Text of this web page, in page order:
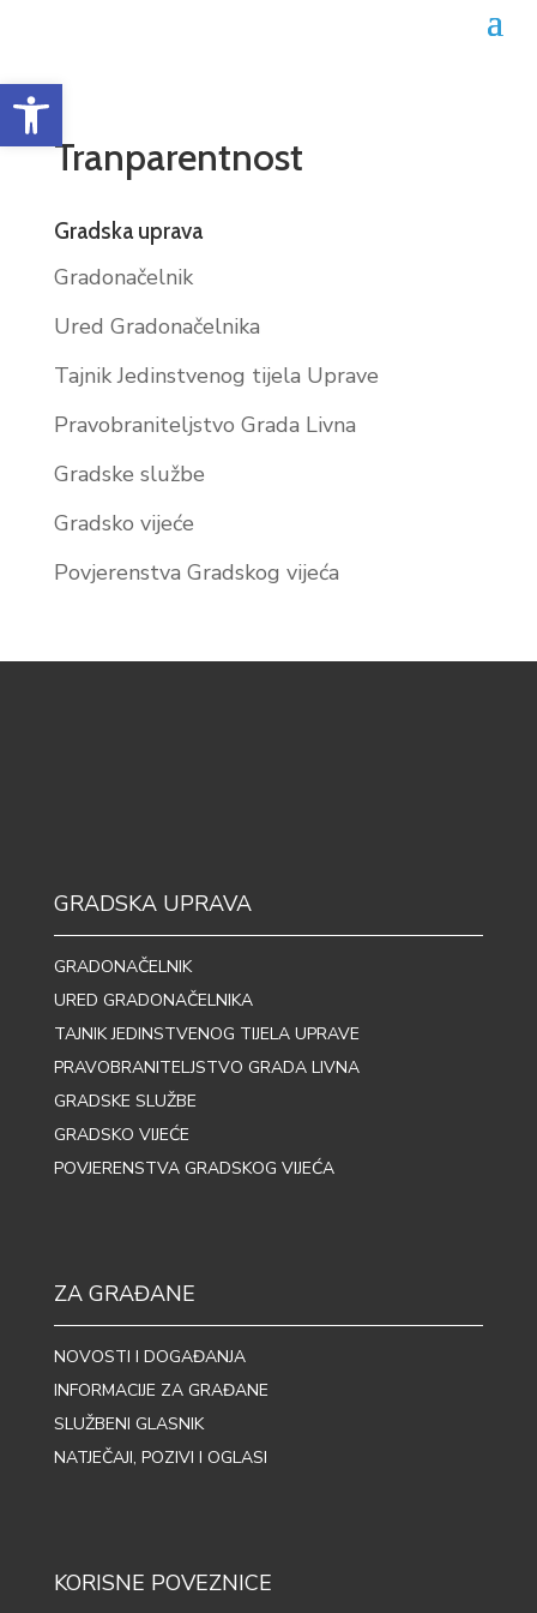
Open toolbar
Tranparentnost
Gradska uprava
Gradonačelnik
Ured Gradonačelnika
Tajnik Jedinstvenog tijela Uprave
Pravobraniteljstvo Grada Livna
Gradske službe
Gradsko vijeće
Povjerenstva Gradskog vijeća
GRADSKA UPRAVA
GRADONAČELNIK
URED GRADONAČELNIKA
TAJNIK JEDINSTVENOG TIJELA UPRAVE
PRAVOBRANITELJSTVO GRADA LIVNA
GRADSKE SLUŽBE
GRADSKO VIJEĆE
POVJERENSTVA GRADSKOG VIJEĆA
ZA GRAĐANE
NOVOSTI I DOGAĐANJA
INFORMACIJE ZA GRAĐANE
SLUŽBENI GLASNIK
NATJEČAJI, POZIVI I OGLASI
KORISNE POVEZNICE